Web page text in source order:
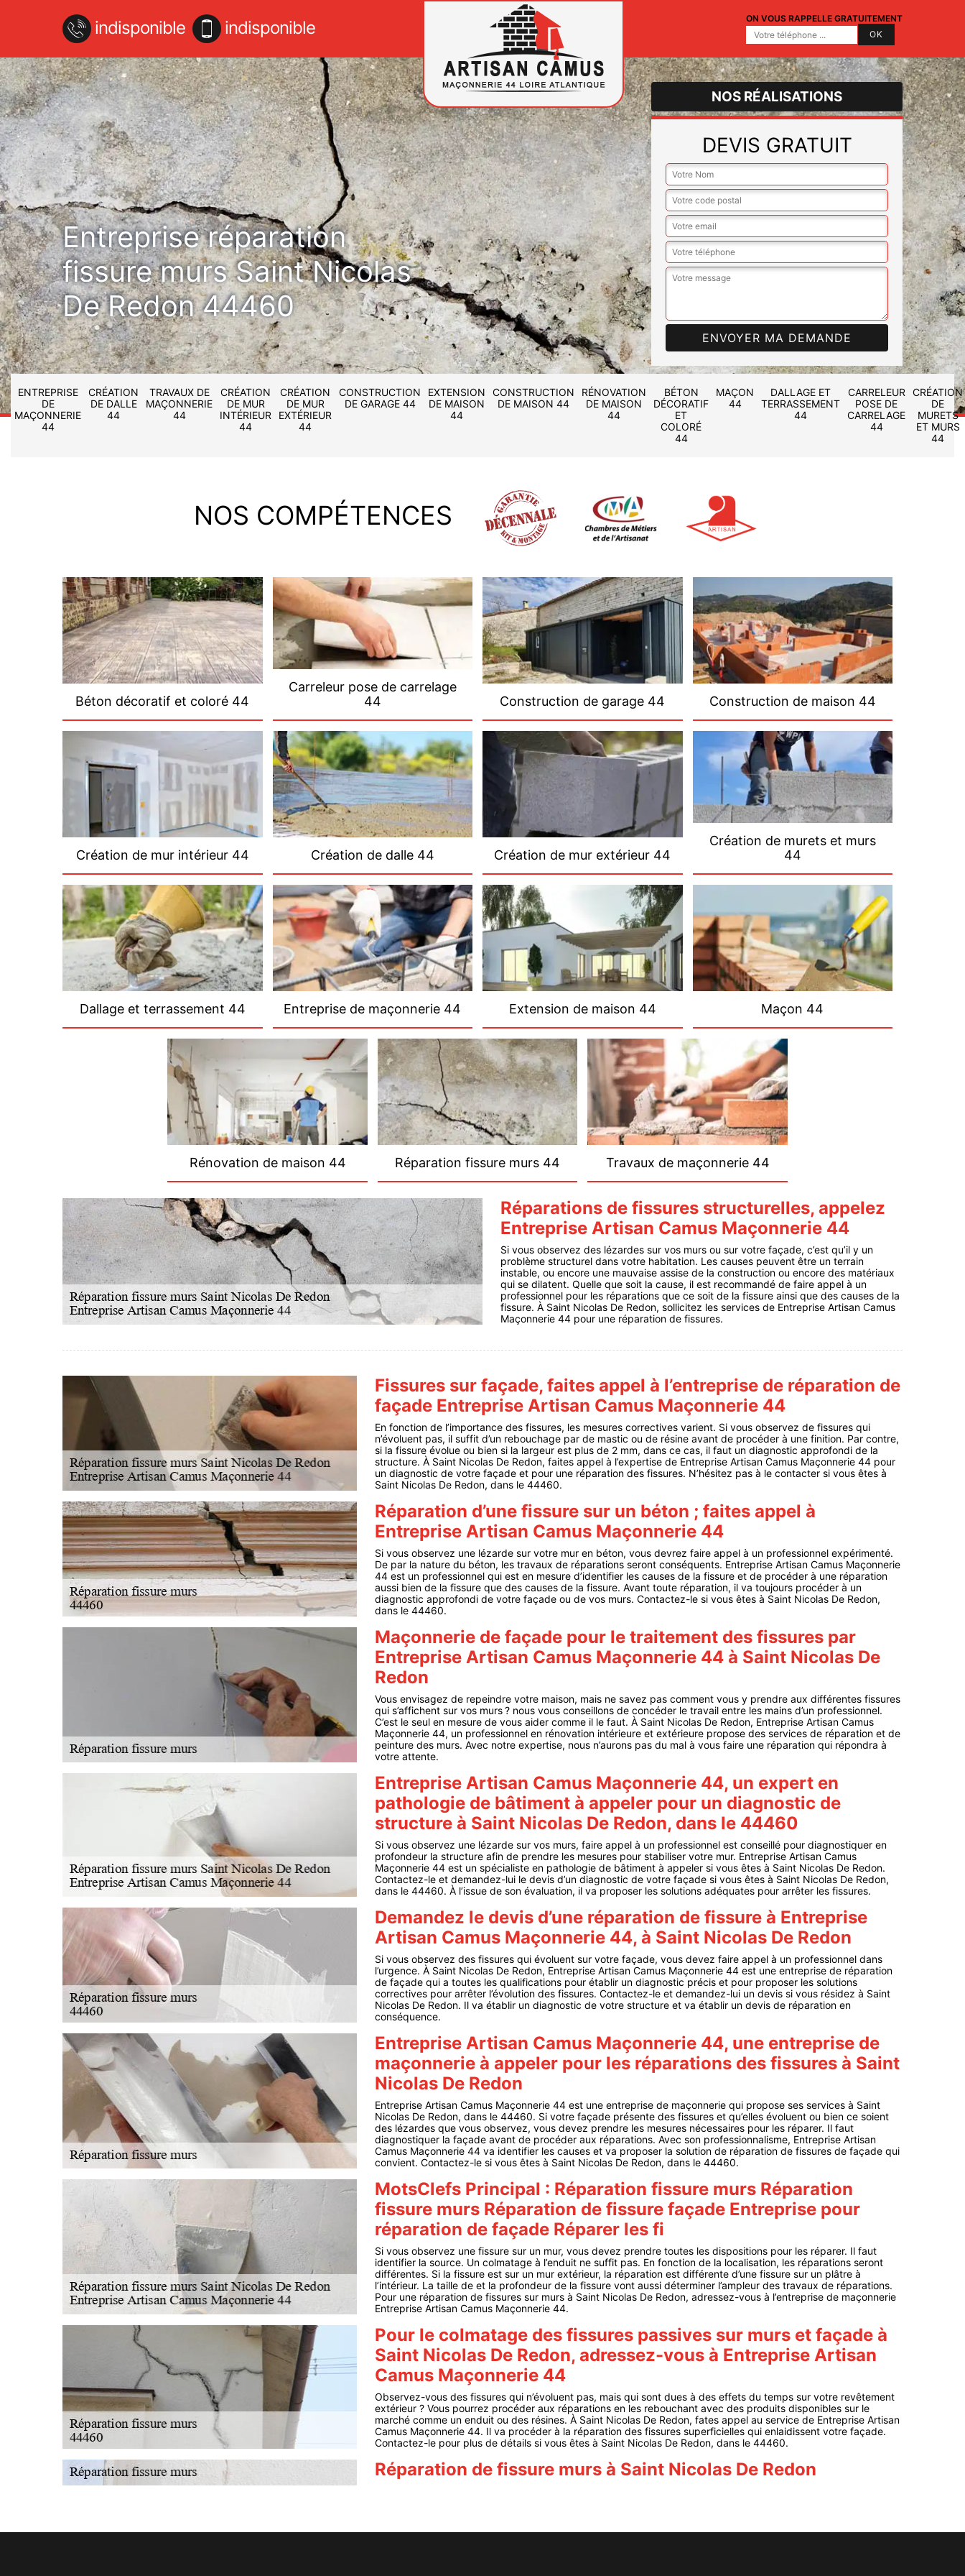
indisponible indisponible ON VOUS RAPPELLE GRATUITEMENT
Entreprise réparation
fissure murs Saint Nicolas
De Redon 44460
NOS RÉALISATIONS
DEVIS GRATUIT
ENTREPRISE
DE
MAÇONNERIE
44
CRÉATION
DE DALLE
44
TRAVAUX DE
MAÇONNERIE
44
CRÉATION
DE MUR
INTÉRIEUR
44
CRÉATION
DE MUR
EXTÉRIEUR
44
CONSTRUCTION
DE GARAGE 44
EXTENSION
DE MAISON
44
CONSTRUCTION
DE MAISON 44
RÉNOVATION
DE MAISON
44
BÉTON
DÉCORATIF
ET
COLORÉ
44
MAÇON
44
DALLAGE ET
TERRASSEMENT
44
CARRELEUR
POSE DE
CARRELAGE
44
CRÉATION
DE
MURETS
ET MURS
44
NOS COMPÉTENCES
Béton décoratif et coloré 44
Carreleur pose de carrelage
44
Construction de garage 44 Construction de maison 44
Création de mur intérieur 44 Création de dalle 44 Création de mur extérieur 44
Création de murets et murs
44
Dallage et terrassement 44 Entreprise de maçonnerie 44 Extension de maison 44 Maçon 44
Rénovation de maison 44 Réparation fissure murs 44 Travaux de maçonnerie 44
Réparations de fissures structurelles, appelez
Entreprise Artisan Camus Maçonnerie 44
Si vous observez des lézardes sur vos murs ou sur votre façade, c’est qu’il y un
problème structurel dans votre habitation. Les causes peuvent être un terrain
instable, ou encore une mauvaise assise de la construction ou encore des matériaux
qui se dilatent. Quelle que soit la cause, il est recommandé de faire appel à un
professionnel pour les réparations que ce soit de la fissure ainsi que des causes de la
fissure. À Saint Nicolas De Redon, sollicitez les services de Entreprise Artisan Camus
Maçonnerie 44 pour une réparation de fissures.
Fissures sur façade, faites appel à l’entreprise de réparation de
façade Entreprise Artisan Camus Maçonnerie 44
En fonction de l’importance des fissures, les mesures correctives varient. Si vous observez de fissures qui
n’évoluent pas, il suffit d’un rebouchage par de mastic ou de résine avant de procéder à une finition. Par contre,
si la fissure évolue ou bien si la largeur est plus de 2 mm, dans ce cas, il faut un diagnostic approfondi de la
structure. À Saint Nicolas De Redon, faites appel à l’expertise de Entreprise Artisan Camus Maçonnerie 44 pour
un diagnostic de votre façade et pour une réparation des fissures. N’hésitez pas à le contacter si vous êtes à
Saint Nicolas De Redon, dans le 44460.
Réparation d’une fissure sur un béton ; faites appel à
Entreprise Artisan Camus Maçonnerie 44
Si vous observez une lézarde sur votre mur en béton, vous devrez faire appel à un professionnel expérimenté.
De par la nature du béton, les travaux de réparations seront conséquents. Entreprise Artisan Camus Maçonnerie
44 est un professionnel qui est en mesure d’identifier les causes de la fissure et de procéder à une réparation
aussi bien de la fissure que des causes de la fissure. Avant toute réparation, il va toujours procéder à un
diagnostic approfondi de votre façade ou de vos murs. Contactez-le si vous êtes à Saint Nicolas De Redon,
dans le 44460.
Maçonnerie de façade pour le traitement des fissures par
Entreprise Artisan Camus Maçonnerie 44 à Saint Nicolas De
Redon
Vous envisagez de repeindre votre maison, mais ne savez pas comment vous y prendre aux différentes fissures
qui s’affichent sur vos murs ? nous vous conseillons de concéder le travail entre les mains d’un professionnel.
C’est le seul en mesure de vous aider comme il le faut. À Saint Nicolas De Redon, Entreprise Artisan Camus
Maçonnerie 44, un professionnel en rénovation intérieure et extérieure propose des services de réparation et de
peinture des murs. Avec notre expertise, nous n’aurons pas du mal à vous faire une réparation qui répondra à
votre attente.
Entreprise Artisan Camus Maçonnerie 44, un expert en
pathologie de bâtiment à appeler pour un diagnostic de
structure à Saint Nicolas De Redon, dans le 44460
Si vous observez une lézarde sur vos murs, faire appel à un professionnel est conseillé pour diagnostiquer en
profondeur la structure afin de prendre les mesures pour stabiliser votre mur. Entreprise Artisan Camus
Maçonnerie 44 est un spécialiste en pathologie de bâtiment à appeler si vous êtes à Saint Nicolas De Redon.
Contactez-le et demandez-lui le devis d’un diagnostic de votre façade si vous êtes à Saint Nicolas De Redon,
dans le 44460. À l’issue de son évaluation, il va proposer les solutions adéquates pour arrêter les fissures.
Demandez le devis d’une réparation de fissure à Entreprise
Artisan Camus Maçonnerie 44, à Saint Nicolas De Redon
Si vous observez des fissures qui évoluent sur votre façade, vous devez faire appel à un professionnel dans
l’urgence. À Saint Nicolas De Redon, Entreprise Artisan Camus Maçonnerie 44 est une entreprise de réparation
de façade qui a toutes les qualifications pour établir un diagnostic précis et pour proposer les solutions
correctives pour arrêter l’évolution des fissures. Contactez-le et demandez-lui un devis si vous résidez à Saint
Nicolas De Redon. Il va établir un diagnostic de votre structure et va établir un devis de réparation en
conséquence.
Entreprise Artisan Camus Maçonnerie 44, une entreprise de
maçonnerie à appeler pour les réparations des fissures à Saint
Nicolas De Redon
Entreprise Artisan Camus Maçonnerie 44 est une entreprise de maçonnerie qui propose ses services à Saint
Nicolas De Redon, dans le 44460. Si votre façade présente des fissures et qu’elles évoluent ou bien ce soient
des lézardes que vous observez, vous devez prendre les mesures nécessaires pour les réparer. Il faut
diagnostiquer la façade avant de procéder aux réparations. Avec son professionnalisme, Entreprise Artisan
Camus Maçonnerie 44 va identifier les causes et va proposer la solution de réparation de fissures de façade qui
convient. Contactez-le si vous êtes à Saint Nicolas De Redon, dans le 44460.
MotsClefs Principal : Réparation fissure murs Réparation
fissure murs Réparation de fissure façade Entreprise pour
réparation de façade Réparer les fi
Si vous observez une fissure sur un mur, vous devez prendre toutes les dispositions pour les réparer. Il faut
identifier la source. Un colmatage à l’enduit ne suffit pas. En fonction de la localisation, les réparations seront
différentes. Si la fissure est sur un mur extérieur, la réparation est différente d’une fissure sur un plâtre à
l’intérieur. La taille de et la profondeur de la fissure vont aussi déterminer l’ampleur des travaux de réparations.
Pour une réparation de fissures sur murs à Saint Nicolas De Redon, adressez-vous à l’entreprise de maçonnerie
Entreprise Artisan Camus Maçonnerie 44.
Pour le colmatage des fissures passives sur murs et façade à
Saint Nicolas De Redon, adressez-vous à Entreprise Artisan
Camus Maçonnerie 44
Observez-vous des fissures qui n’évoluent pas, mais qui sont dues à des effets du temps sur votre revêtement
extérieur ? Vous pourrez procéder aux réparations en les rebouchant avec des produits disponibles sur le
marché comme un enduit ou des résines. À Saint Nicolas De Redon, fates appel au service de Entreprise Artisan
Camus Maçonnerie 44. Il va procéder à la réparation des fissures superficielles qui enlaidissent votre façade.
Contactez-le pour plus de détails si vous êtes à Saint Nicolas De Redon, dans le 44460.
Réparation de fissure murs à Saint Nicolas De Redon